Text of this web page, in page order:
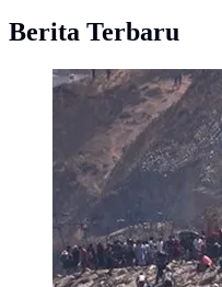
Berita Terbaru